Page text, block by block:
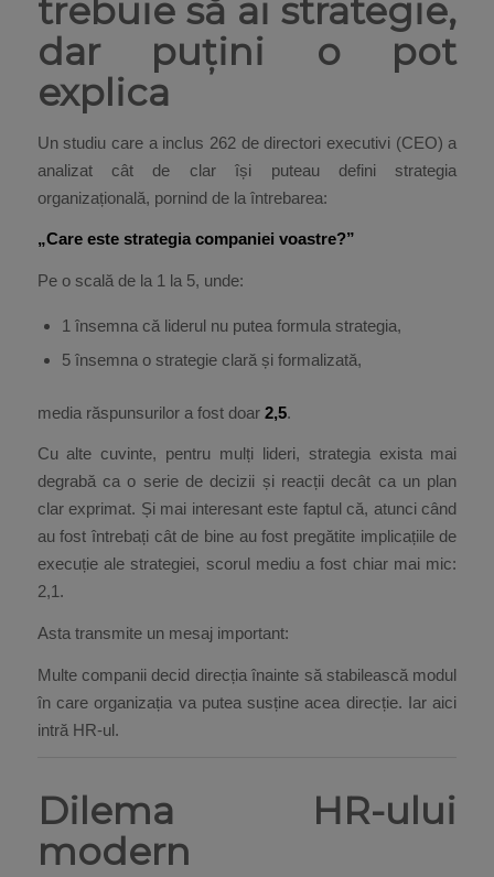
trebuie să ai strategie,
dar puțini o pot
explica
Un studiu care a inclus 262 de directori executivi (CEO) a
analizat cât de clar își puteau defini strategia
organizațională, pornind de la întrebarea:
„Care este strategia companiei voastre?”
Pe o scală de la 1 la 5, unde:
1 însemna că liderul nu putea formula strategia,
5 însemna o strategie clară și formalizată,
media răspunsurilor a fost doar 2,5.
Cu alte cuvinte, pentru mulți lideri, strategia exista mai
degrabă ca o serie de decizii și reacții decât ca un plan
clar exprimat. Și mai interesant este faptul că, atunci când
au fost întrebați cât de bine au fost pregătite implicațiile de
execuție ale strategiei, scorul mediu a fost chiar mai mic:
2,1.
Asta transmite un mesaj important:
Multe companii decid direcția înainte să stabilească modul
în care organizația va putea susține acea direcție. Iar aici
intră HR-ul.
Dilema HR-ului
modern